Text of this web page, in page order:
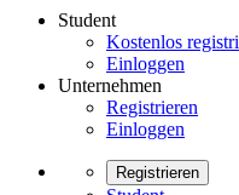
Student
Kostenlos
Einloggen
Unternehmen
Registrieren
Einloggen
Registrieren